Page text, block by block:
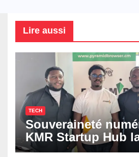
Lire aussi
TECH
Souveraineté
KMR Startup Hub
Pyramid Browser